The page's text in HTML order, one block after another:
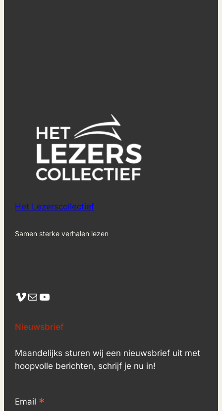
Het Lezerscollectief
Samen sterke verhalen lezen
Vimeo Mail YouTube
Nieuwsbrief
Maandelijks sturen wij een nieuwsbrief uit met
hoopvolle berichten, schrijf je nu in!
Email *